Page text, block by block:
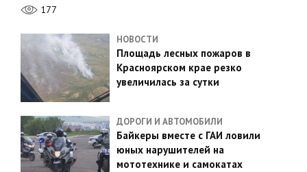
177
НОВОСТИ
Площадь лесных пожаров в
Красноярском крае резко
увеличилась за сутки
ДОРОГИ И АВТОМОБИЛИ
Байкеры вместе с ГАИ ловили
юных нарушителей на
мототехнике и самокатах